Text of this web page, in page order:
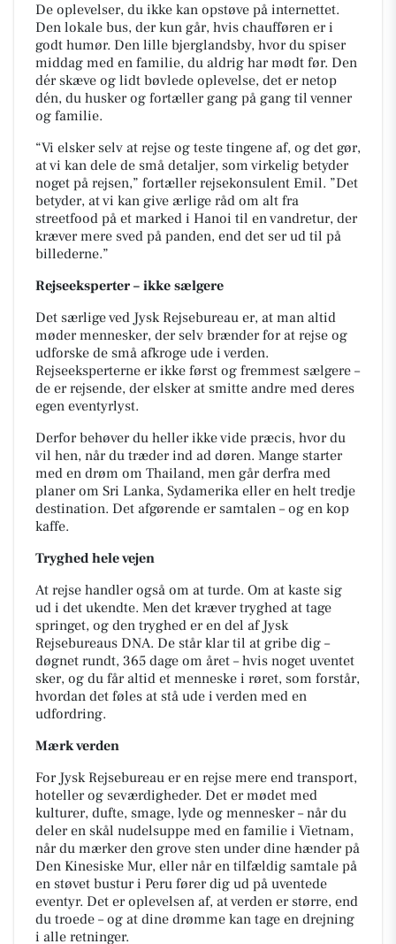
De oplevelser, du ikke kan opstøve på internettet.
Den lokale bus, der kun går, hvis chaufføren er i
godt humør. Den lille bjerglandsby, hvor du spiser
middag med en familie, du aldrig har mødt før. Den
dér skæve og lidt bøvlede oplevelse, det er netop
dén, du husker og fortæller gang på gang til venner
og familie.
“Vi elsker selv at rejse og teste tingene af, og det gør,
at vi kan dele de små detaljer, som virkelig betyder
noget på rejsen,” fortæller rejsekonsulent Emil. ”Det
betyder, at vi kan give ærlige råd om alt fra
streetfood på et marked i Hanoi til en vandretur, der
kræver mere sved på panden, end det ser ud til på
billederne.”
Rejseeksperter – ikke sælgere
Det særlige ved Jysk Rejsebureau er, at man altid
møder mennesker, der selv brænder for at rejse og
udforske de små afkroge ude i verden.
Rejseeksperterne er ikke først og fremmest sælgere –
de er rejsende, der elsker at smitte andre med deres
egen eventyrlyst.
Derfor behøver du heller ikke vide præcis, hvor du
vil hen, når du træder ind ad døren. Mange starter
med en drøm om Thailand, men går derfra med
planer om Sri Lanka, Sydamerika eller en helt tredje
destination. Det afgørende er samtalen – og en kop
kaffe.
Tryghed hele vejen
At rejse handler også om at turde. Om at kaste sig
ud i det ukendte. Men det kræver tryghed at tage
springet, og den tryghed er en del af Jysk
Rejsebureaus DNA. De står klar til at gribe dig –
døgnet rundt, 365 dage om året – hvis noget uventet
sker, og du får altid et menneske i røret, som forstår,
hvordan det føles at stå ude i verden med en
udfordring.
Mærk verden
For Jysk Rejsebureau er en rejse mere end transport,
hoteller og seværdigheder. Det er mødet med
kulturer, dufte, smage, lyde og mennesker – når du
deler en skål nudelsuppe med en familie i Vietnam,
når du mærker den grove sten under dine hænder på
Den Kinesiske Mur, eller når en tilfældig samtale på
en støvet bustur i Peru fører dig ud på uventede
eventyr. Det er oplevelsen af, at verden er større, end
du troede – og at dine drømme kan tage en drejning
i alle retninger.